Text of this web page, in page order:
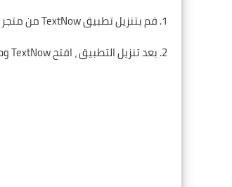
1. قم بتنزيل تطبيق TextNow من
متجر Google Play
2. بعد تنزيل التطبيق ، افتح TextNow وحدد خيار التسجيل عبر البريد الإلكتروني.